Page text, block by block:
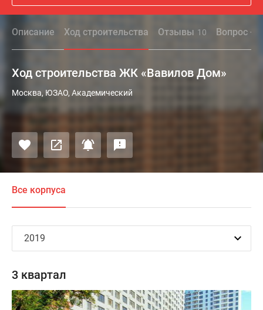
Описание Ход строительства Отзывы 10 Вопрос -
Ход строительства ЖК «Вавилов Дом»
Москва, ЮЗАО, Академический
Все корпуса
3 квартал